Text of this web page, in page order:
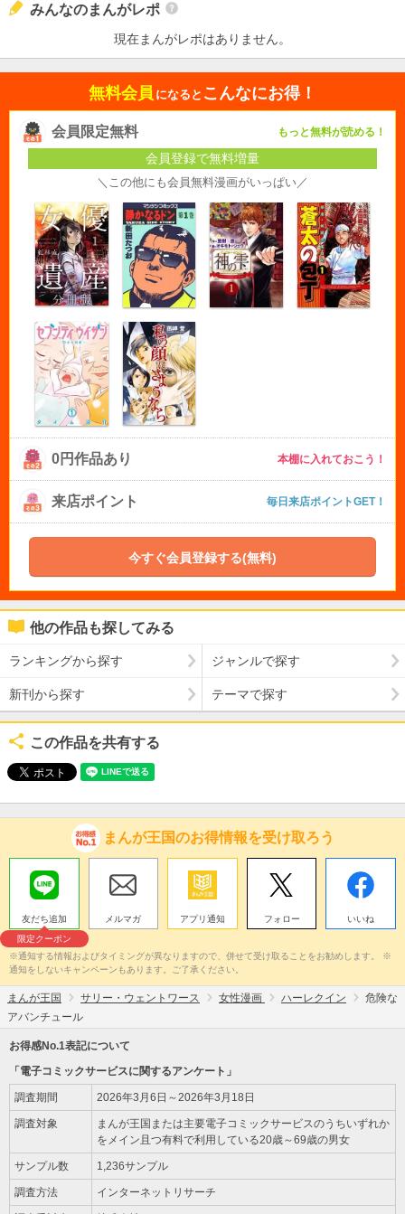
みんなのまんがレポ
現在まんがレポはありません。
無料会員 になると こんなにお得！
会員限定無料 もっと無料が読める！
会員登録で無料増量
＼この他にも会員無料漫画がいっぱい／
0円作品あり 本棚に入れておこう！
来店ポイント 毎日来店ポイントGET！
今すぐ会員登録する(無料)
他の作品も探してみる
ランキングから探す ジャンルで探す
新刊から探す テーマで探す
この作品を共有する
まんが王国のお得情報を受け取ろう
友だち追加
限定クーポン
メルマガ アプリ通知 フォロー いいね
※通知する情報およびタイミングが異なりますので、併せて受け取ることをお勧めします。 ※
通知をしないキャンペーンもあります。ご了承ください。
まんが王国 サリー・ウェントワース 女性漫画 ハーレクイン
危険な
アバンチュール
お得感No.1表記について
「電子コミックサービスに関するアンケート」
調査期間 2026年3月6日～2026年3月18日
調査対象
まんが王国または主要電子コミックサービスのうちいずれか
をメイン且つ有料で利用している20歳～69歳の男女
サンプル数 1,236サンプル
調査方法 インターネットリサーチ